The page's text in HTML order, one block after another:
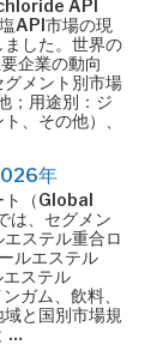
API
API市場の現
した。世界の
企業の動向
グメント別市場
；用途別：ジ
、その他）、
年
ト（Global
、セグメン
ステル重合ロ
ルエステル
ステル
ガム、飲料、
と国別市場規
…